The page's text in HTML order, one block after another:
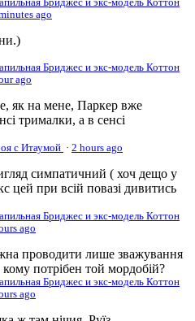
Бриджес и экс-модель Коттон
ago
Бриджес и экс-модель Коттон
ago
як на мене, Паркер вже
трималки, а в сенсі
с Итаумой · 2 hours ago
симпатичний ( хоч дещо у
цей при всій повазі дивитись
Бриджес и экс-модель Коттон
ago
проводити лише зважування
кому потрібен той мордобій?
Бриджес и экс-модель Коттон
ago